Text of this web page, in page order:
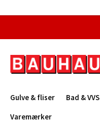
Gulve & fliser Bad & VVS
Varemærker